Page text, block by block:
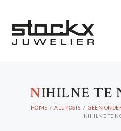
NIHILNE TE
HOME ALL POSTS
GEEN
NIHILNE TE